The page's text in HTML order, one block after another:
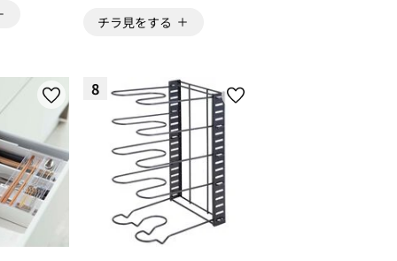
チラ見をする
8